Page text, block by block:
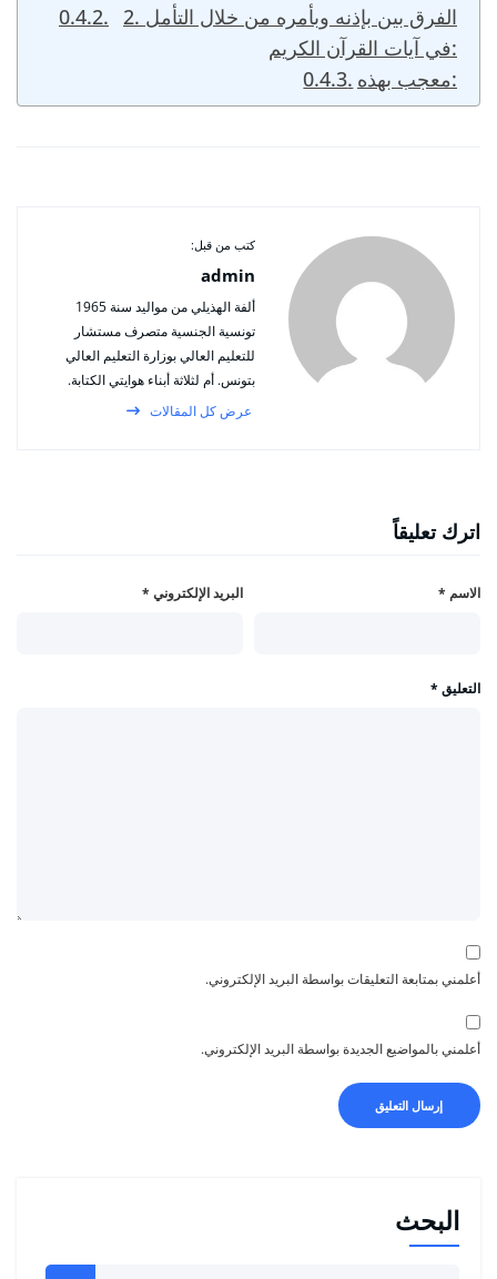
2. الفرق بين بإذنه وبأمره من خلال التأمل
في آيات القرآن الكريم:
معجب بهذه:
كتب من قبل:
admin
ألفة الهذيلي من مواليد سنة 1965
تونسية الجنسية متصرف مستشار
للتعليم العالي بوزارة التعليم العالي
بتونس. أم لثلاثة أبناء هوايتي الكتابة.
عرض كل المقالات
اترك تعليقاً
الاسم * البريد الإلكتروني *
التعليق *
أعلمني بمتابعة التعليقات بواسطة البريد الإلكتروني.
أعلمني بالمواضيع الجديدة بواسطة البريد الإلكتروني.
البحث